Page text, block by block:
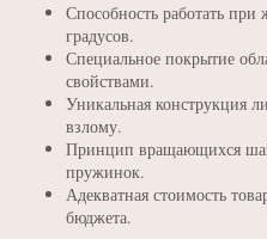
Способность работать
градусов.
Специальное покрытие
свойствами.
Уникальная конструкция
взлому.
Принцип вращающихся
пружинок.
Адекватная стоимость
бюджета.